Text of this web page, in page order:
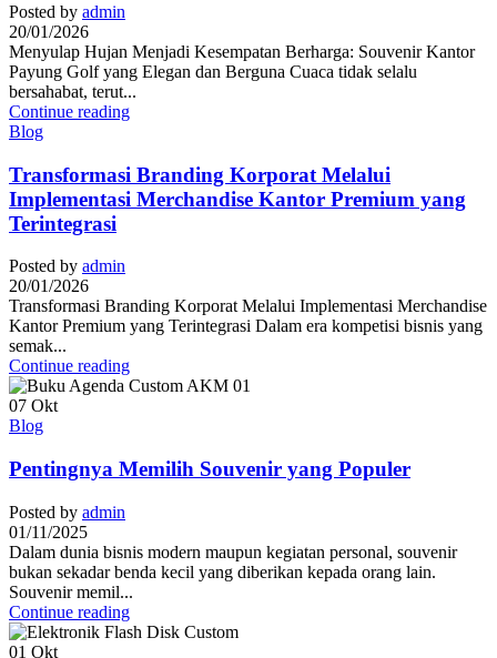
Posted by admin
20/01/2026
Menyulap Hujan Menjadi Kesempatan Berharga: Souvenir Kantor
Payung Golf yang Elegan dan Berguna Cuaca tidak selalu
bersahabat, terut...
Continue reading
Blog
Transformasi Branding Korporat Melalui
Implementasi Merchandise Kantor Premium yang
Terintegrasi
Posted by admin
20/01/2026
Transformasi Branding Korporat Melalui Implementasi Merchandise
Kantor Premium yang Terintegrasi Dalam era kompetisi bisnis yang
semak...
Continue reading
07 Okt
Blog
Pentingnya Memilih Souvenir yang Populer
Posted by admin
01/11/2025
Dalam dunia bisnis modern maupun kegiatan personal, souvenir
bukan sekadar benda kecil yang diberikan kepada orang lain.
Souvenir memil...
Continue reading
01 Okt